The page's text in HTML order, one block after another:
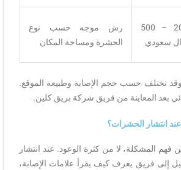
200 – 500
سعودي
رش موجه حسب نوع
الحشرة ومساحة المكان
وقد تختلف حسب حجم الإصابة وطبيعة الموقع.
بعد المعاينة من فريق شركة بريق كلين.
عند انتشار الحشرات؟
فهم المشكلة، لا من كثرة الوعود. عند انتشار
إلى فريق يعرف كيف يقرأ علامات الإصابة،